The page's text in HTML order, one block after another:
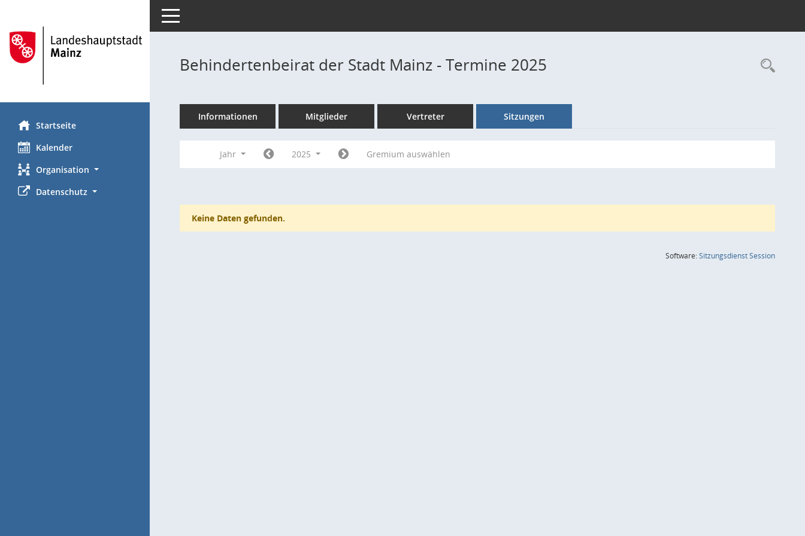
Startseite
Kalender
Organisation
Datenschutz
Toggle navigation
Behindertenbeirat der Stadt Mainz - Termine 2025
Informationen Mitglieder Vertreter Sitzungen
Jahr 2025 Gremium auswählen
Keine Daten gefunden.
Software:SitzungsdienstSession(Wird in